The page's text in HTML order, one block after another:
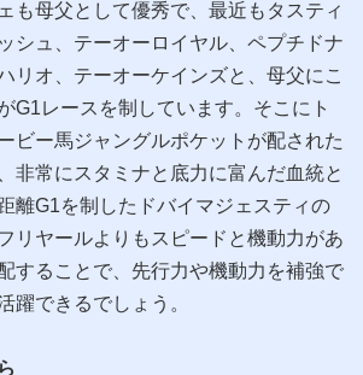
も母父として優秀で、最近もタスティ
シュ、テーオーロイヤル、ペプチドナ
リオ、テーオーケインズと、母父にこ
G1レースを制しています。そこにト
ビー馬ジャングルポケットが配された
非常にスタミナと底力に富んだ血統と
離G1を制したドバイマジェスティの
リヤールよりもスピードと機動力があ
することで、先行力や機動力を補強で
躍できるでしょう。